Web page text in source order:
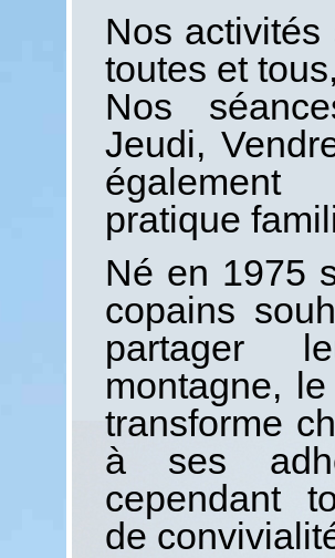
Nos
toutes et
Nos
Jeudi,
pratique
Né en 1975
copains
partager
montagne,
transforme
à ses
cependant
de